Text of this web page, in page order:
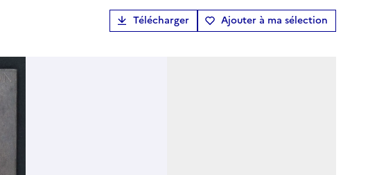
Télécharger Ajouter à ma sélection